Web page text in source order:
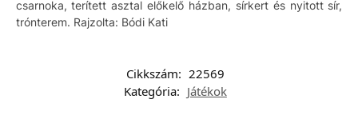
csarnoka, terített asztal előkelő házban, sírkert és nyitott sír,
trónterem. Rajzolta: Bódi Kati
Cikkszám: 22569
Kategória: Játékok